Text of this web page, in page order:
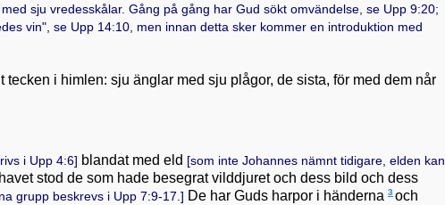
sju vredesskålar. Gång på gång har Gud sökt omvändelse, se Upp 9:20;
vin", se Upp 14:10, men innan detta sker kommer en introduktion med
i himlen: sju änglar med sju plågor, de sista, för med dem når
i Upp 4:6] blandat med eld [som inte Johannes nämnt tidigare, elden kan
stod de som hade besegrat vilddjuret och dess bild och dess
grupp beskrevs i Upp 7:9-17.] De har Guds harpor i händerna 3och